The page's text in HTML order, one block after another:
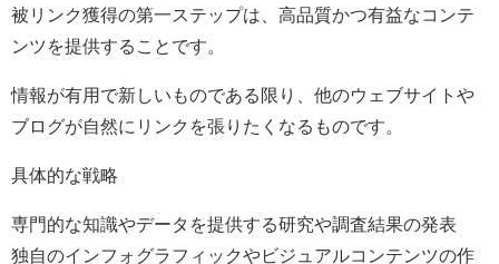
被リンク獲得の第一ステップは、高品質かつ有益なコンテ
ンツを提供することです。
情報が有用で新しいものである限り、他のウェブサイトや
ブログが自然にリンクを張りたくなるものです。
具体的な戦略
専門的な知識やデータを提供する研究や調査結果の発表
独自のインフォグラフィックやビジュアルコンテンツの作